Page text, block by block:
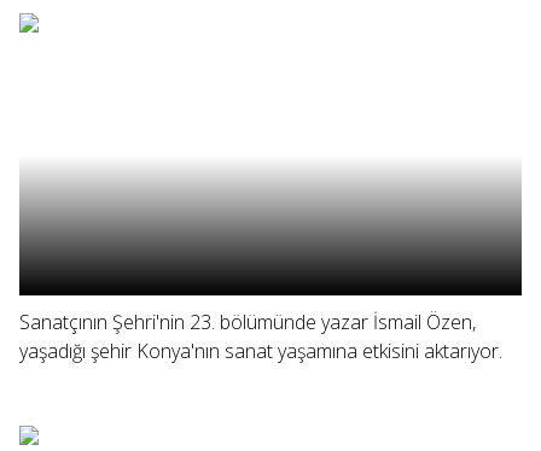
Sanatçının Şehri'nin 23. bölümünde yazar İsmail Özen,
yaşadığı şehir Konya'nın sanat yaşamına etkisini aktarıyor.